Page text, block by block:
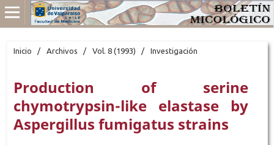
Inicio / Archivos / Vol. 8 (1993) / Investigación
Production of serine
chymotrypsin-like elastase by
Aspergillus fumigatus strains